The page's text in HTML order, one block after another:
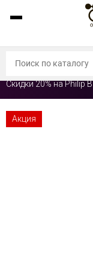
Скидки 20% на Philip B
Акция